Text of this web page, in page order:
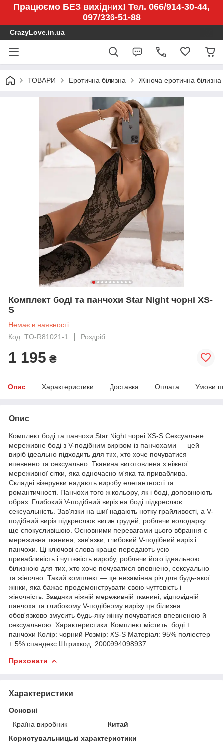
Працюємо БЕЗ вихідних! Тел. 066/914-30-44,
097/336-51-88
CrazyLove.in.ua
ТОВАРИ Еротична білизна Жіноча еротична білизна
Комплект боді та панчохи Star Night чорні XS-
S
Немає в наявності
Код: TO-R81021-1
Роздріб
1 195 ₴
Опис Характеристики Доставка Оплата Умови
Опис
Комплект боді та панчохи Star Night чорні XS-S Сексуальне
мереживне боді з V-подібним вирізом із панчохами — цей
виріб ідеально підходить для тих, хто хоче почуватися
впевнено та сексуально. Тканина виготовлена з ніжної
мереживної сітки, яка одночасно м'яка та приваблива.
Складні візерунки надають виробу елегантності та
романтичності. Панчохи того ж кольору, як і боді, доповнюють
образ. Глибокий V-подібний виріз на боді підкреслює
сексуальність. Зав'язки на шиї надають нотку грайливості, а V-
подібний виріз підкреслює вигин грудей, роблячи володарку
ще спокусливішою. Основними перевагами цього вбрання є
мереживна тканина, зав'язки, глибокий V-подібний виріз і
панчохи. Ці ключові слова краще передають усю
привабливість і чуттєвість виробу, роблячи його ідеальною
білизною для тих, хто хоче почуватися впевнено, сексуально
та жіночно. Такий комплект — це незамінна річ для будь-якої
жінки, яка бажає продемонструвати свою чуттєвість і
жіночність. Завдяки ніжній мереживній тканині, відповідній
панчоха та глибокому V-подібному вирізу ця білизна
обов'язково змусить будь-яку жінку почуватися впевненою й
сексуальною. Характеристики: Комплект містить: боді +
панчохи Колір: чорний Розмір: XS-S Матеріал: 95% поліестер
+ 5% спандекс Штрихкод: 2000994098937
Приховати
Характеристики
Основні
Країна виробник
Китай
Користувальницькі характеристики